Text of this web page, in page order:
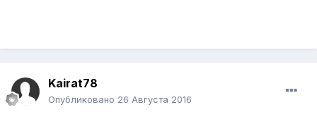
Kairat78
Опубликовано 26 Августа 2016